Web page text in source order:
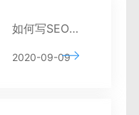
如何写SEO的标题？
2020-09-09